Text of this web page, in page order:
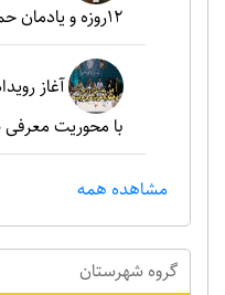
۱۲روزه و یادمان حماسه ۲۵ آبان
آغاز
با محوریت
مشاهده همه
گروه شهرستان